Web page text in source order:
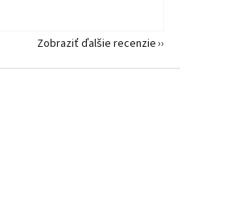
Zobraziť ďalšie recenzie